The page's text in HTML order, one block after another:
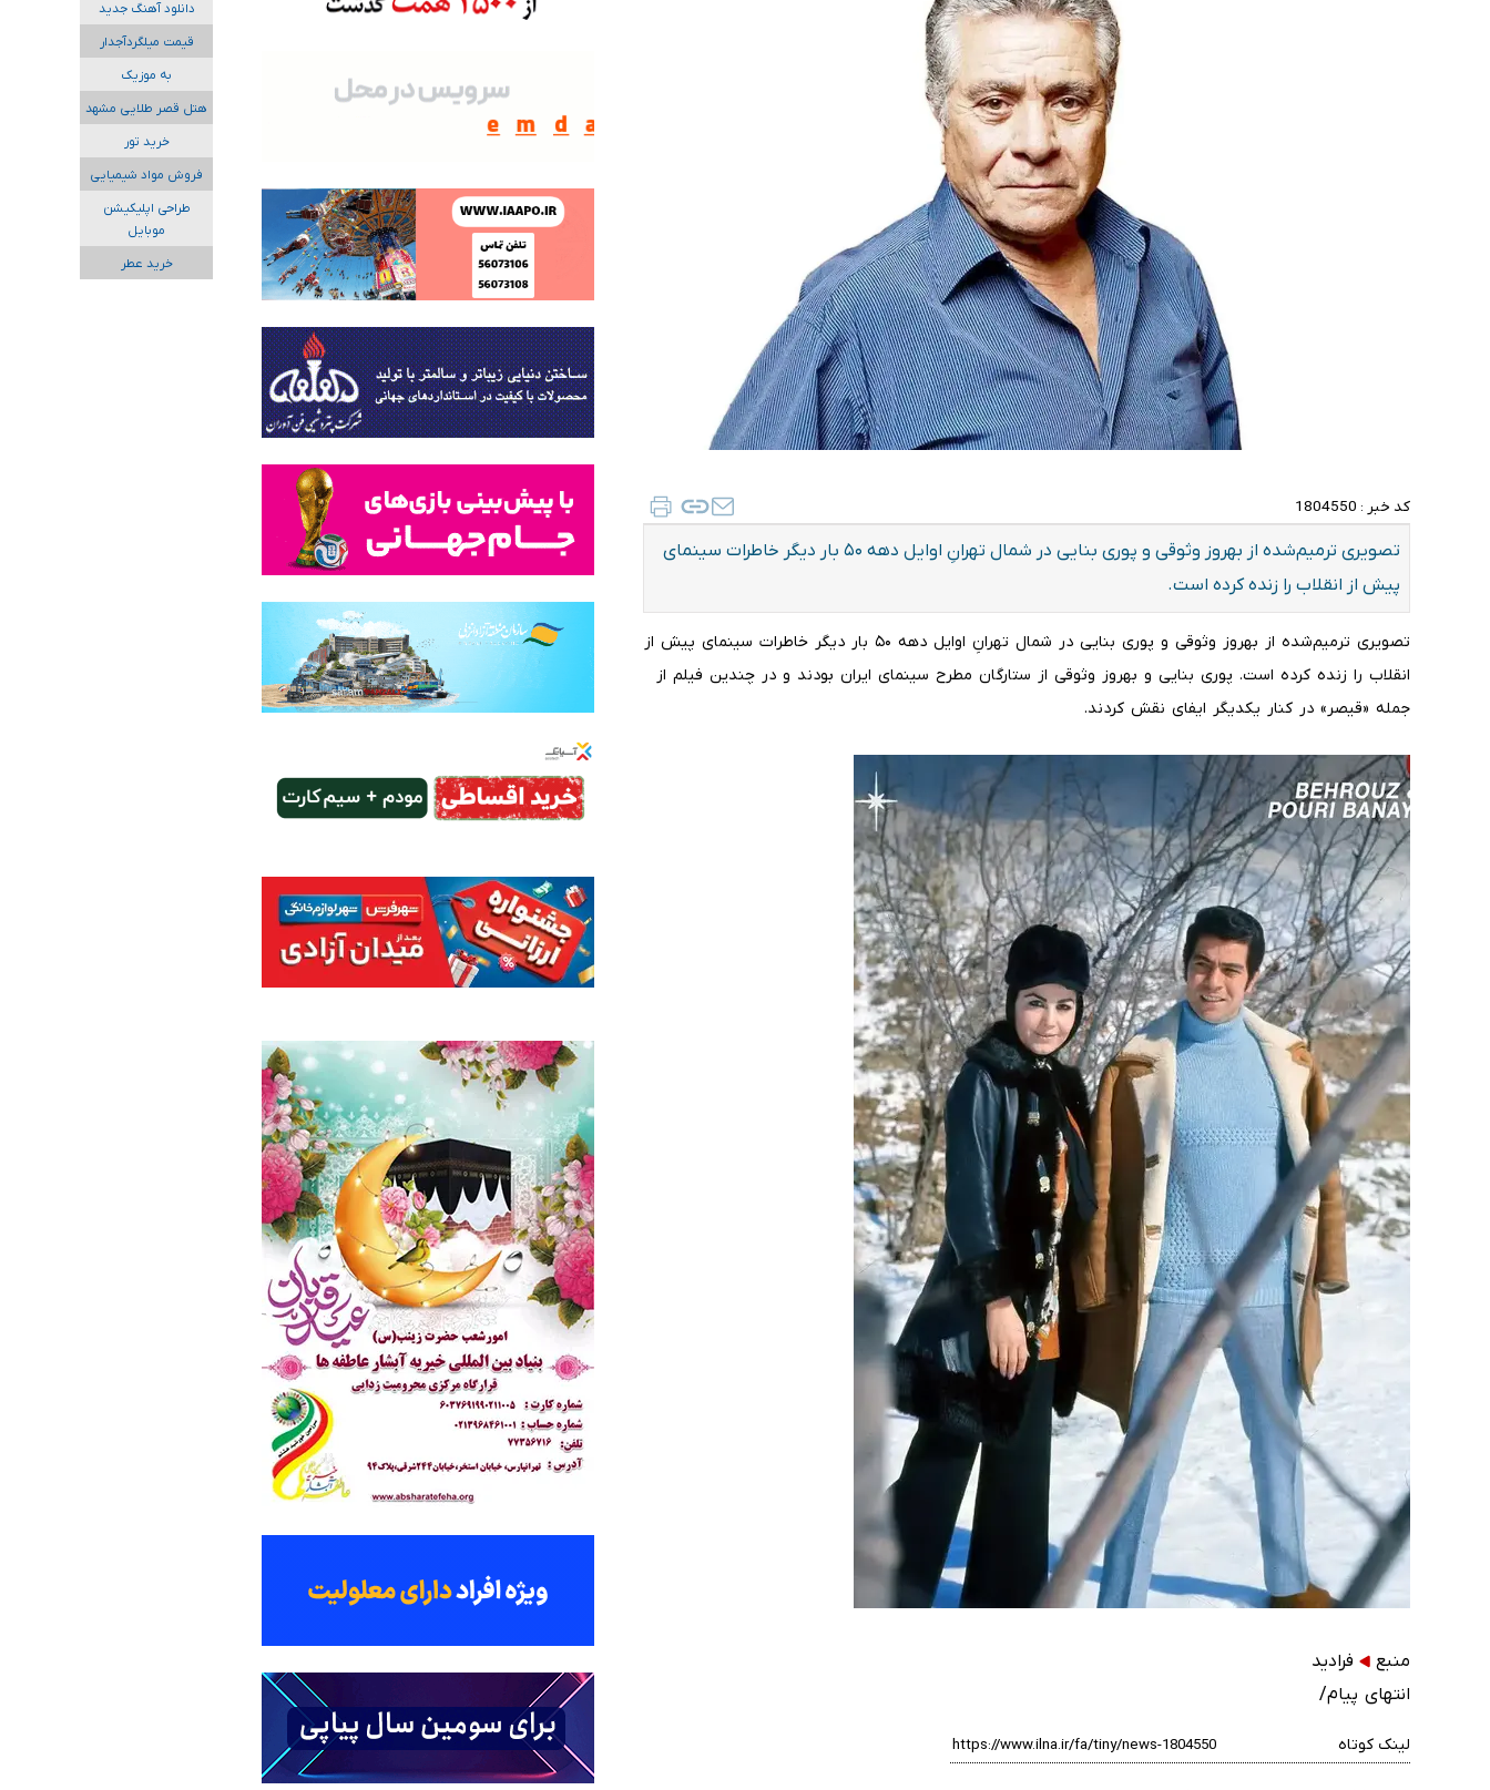
کد خبر : 1804550
تصویری ترمیم‌شده از بهروز وثوقی و پوری بنایی در شمال تهرانِ اوایل دهه ۵۰ بار دیگر خاطرات سینمای
پیش از انقلاب را زنده کرده است.
تصویری ترمیم‌شده از بهروز وثوقی و پوری بنایی در شمال تهرانِ اوایل دهه ۵۰ بار دیگر خاطرات سینمای پیش از
انقلاب را زنده کرده است. پوری بنایی و بهروز وثوقی از ستارگان مطرح سینمای ایران بودند و در چندین فیلم از
جمله «قیصر» در کنار یکدیگر ایفای نقش کردند.
منبع
فرادید
انتهای پیام/
لینک کوتاه
دانلود آهنگ جدید
قیمت میلگردآجدار
به موزیک
هتل قصر طلایی مشهد
خرید تور
فروش مواد شیمیایی
طراحی اپلیکیشن
موبایل
خرید عطر